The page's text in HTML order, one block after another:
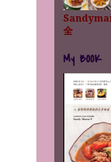
全
My BOOK